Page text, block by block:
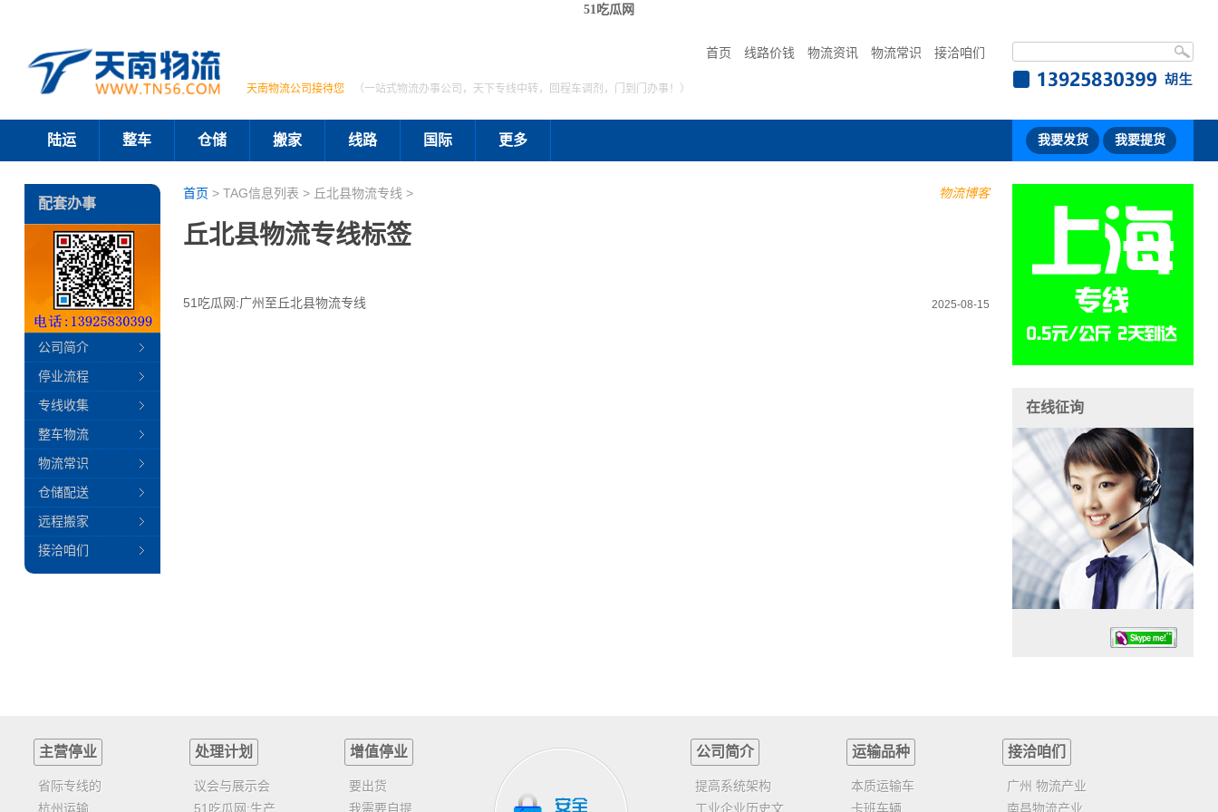
51吃瓜网
首页 线路价钱 物流资讯 物流常识 接洽咱们
天南物流公司接待您 （一站式物流办事公司，天下专线中转，回程车调剂，门到门办事！）
陆运 整车 仓储 搬家 线路 国际 更多 我要发货 我要提货
物流博客
首页 > TAG信息列表 > 丘北县物流专线 >
丘北县物流专线标签
2025-08-15
51吃瓜网:广州至丘北县物流专线
配套办事
公司简介
停业流程
专线收集
整车物流
物流常识
仓储配送
远程搬家
接洽咱们
在线征询
任务时候：07:30 – – 23:30
主营停业
省际专线的
杭州运输
处理计划
议会与展示会
51吃瓜网:生产
增值停业
要出货
我需要自提
公司简介
提高系统架构
工业企业历史文
运输品种
本质运输车
卡班车辆
接洽咱们
广州 物流产业
南昌物流产业